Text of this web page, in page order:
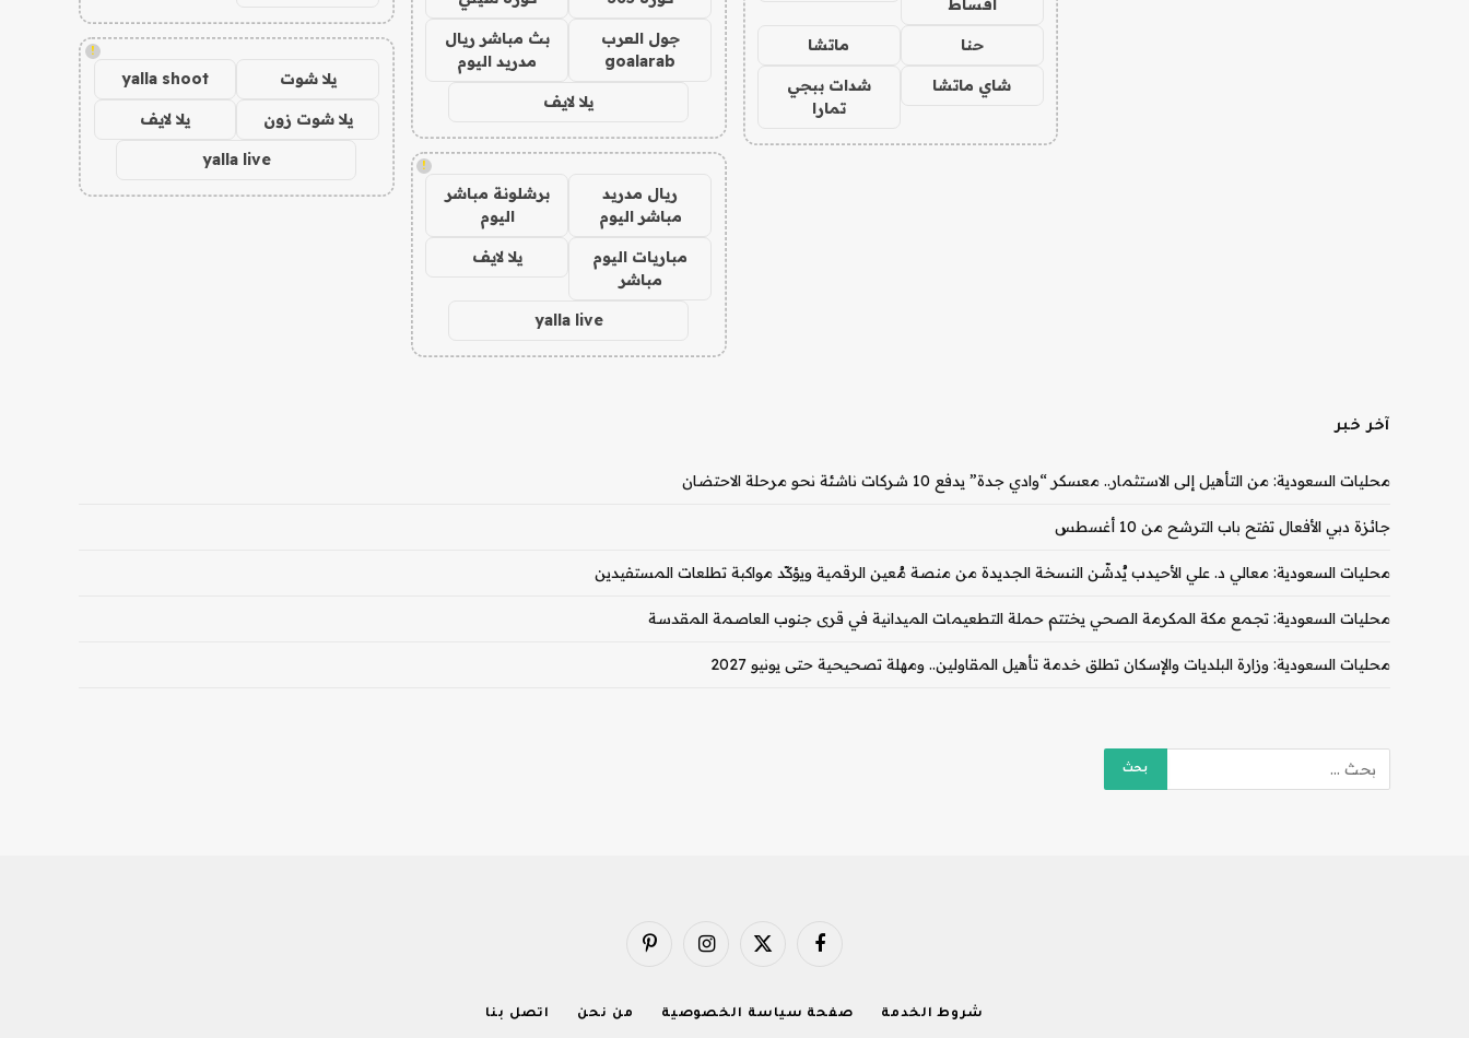
اقساط
حنا ماتشا
شاي ماتشا
شدات ببجي
تمارا
جول العرب
goalarab
بث مباشر ريال
مدريد اليوم
يلا لايف
!
ريال مدريد
مباشر اليوم
برشلونة مباشر
اليوم
مباريات اليوم
مباشر
يلا لايف
yalla live
!
يلا شوت yalla shoot
يلا شوت زون يلا لايف
yalla live
آخر خبر
محليات السعودية: من التأهيل إلى الاستثمار.. معسكر “وادي جدة” يدفع 10 شركات ناشئة نحو مرحلة الاحتضان
جائزة دبي الأفعال تفتح باب الترشح من 10 أغسطس
محليات السعودية: معالي د. علي الأحيدب يُدشّن النسخة الجديدة من منصة مُعين الرقمية ويؤكّد مواكبة تطلعات المستفيدين
محليات السعودية: تجمع مكة المكرمة الصحي يختتم حملة التطعيمات الميدانية في قرى جنوب العاصمة المقدسة
محليات السعودية: وزارة البلديات والإسكان تطلق خدمة تأهيل المقاولين.. ومهلة تصحيحية حتى يونيو 2027
فيسبوك X
الانستغرامبينتيريست
شروط الخدمة صفحة سياسة الخصوصية من نحن اتصل بنا